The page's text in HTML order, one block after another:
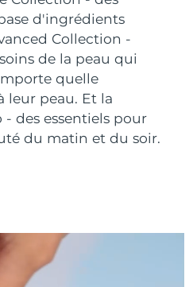
d'ingrédients
Collection -
de la peau qui
quelle
leur peau. Et la
des essentiels pour
du matin et du soir.